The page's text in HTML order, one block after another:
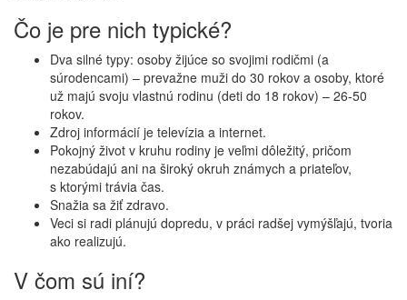
Čo je pre nich typické?
Dva silné typy: osoby žijúce so svojimi rodičmi (a
súrodencami) – prevažne muži do 30 rokov a osoby, ktoré
už majú svoju vlastnú rodinu (deti do 18 rokov) – 26-50
rokov.
Zdroj informácií je televízia a internet.
Pokojný život v kruhu rodiny je veľmi dôležitý, pričom
nezabúdajú ani na široký okruh známych a priateľov,
s ktorými trávia čas.
Snažia sa žiť zdravo.
Veci si radi plánujú dopredu, v práci radšej vymýšľajú, tvoria
ako realizujú.
V čom sú iní?